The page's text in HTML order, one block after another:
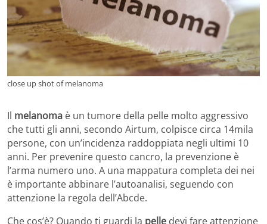
close up shot of melanoma
Il melanoma è un tumore della pelle molto aggressivo
che tutti gli anni, secondo Airtum, colpisce circa 14mila
persone, con un’incidenza raddoppiata negli ultimi 10
anni. Per prevenire questo cancro, la prevenzione è
l’arma numero uno. A una mappatura completa dei nei
è importante abbinare l’autoanalisi, seguendo con
attenzione la regola dell’Abcde.
Che cos’è? Quando ti guardi la pelle devi fare attenzione